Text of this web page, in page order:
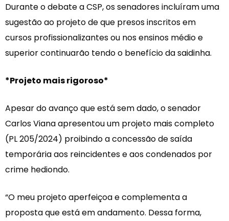
Durante o debate a CSP, os senadores incluíram uma
sugestão ao projeto de que presos inscritos em
cursos profissionalizantes ou nos ensinos médio e
superior continuarão tendo o benefício da saidinha.
*Projeto mais rigoroso*
Apesar do avanço que está sem dado, o senador
Carlos Viana apresentou um projeto mais completo
(PL 205/2024) proibindo a concessão de saída
temporária aos reincidentes e aos condenados por
crime hediondo.
“O meu projeto aperfeiçoa e complementa a
proposta que está em andamento. Dessa forma,